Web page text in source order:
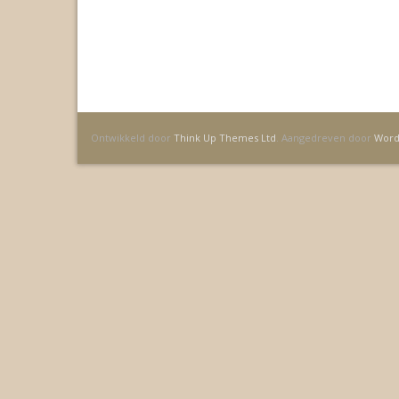
Ontwikkeld door Think Up Themes Ltd . Aangedreven door